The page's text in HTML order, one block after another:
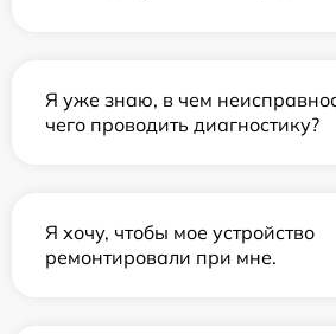
Я уже знаю, в чем
чего проводить диагностику?
Я хочу, чтобы мое устройство
ремонтировали при мне.